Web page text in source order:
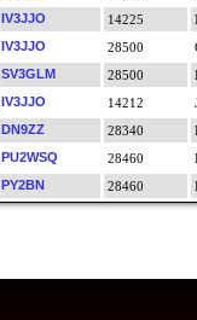
IV3JJO
14225
IV3JJO
28500
SV3GLM
28500
IV3JJO
14212
DN9ZZ
28340
PU2WSQ
28460
PY2BN
28460